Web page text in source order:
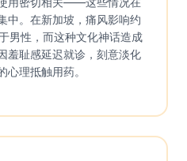
中。在新加坡，痛风影响约
男性，而这种文化神话造成
羞耻感延迟就诊，刻意淡化
理抵触用药。